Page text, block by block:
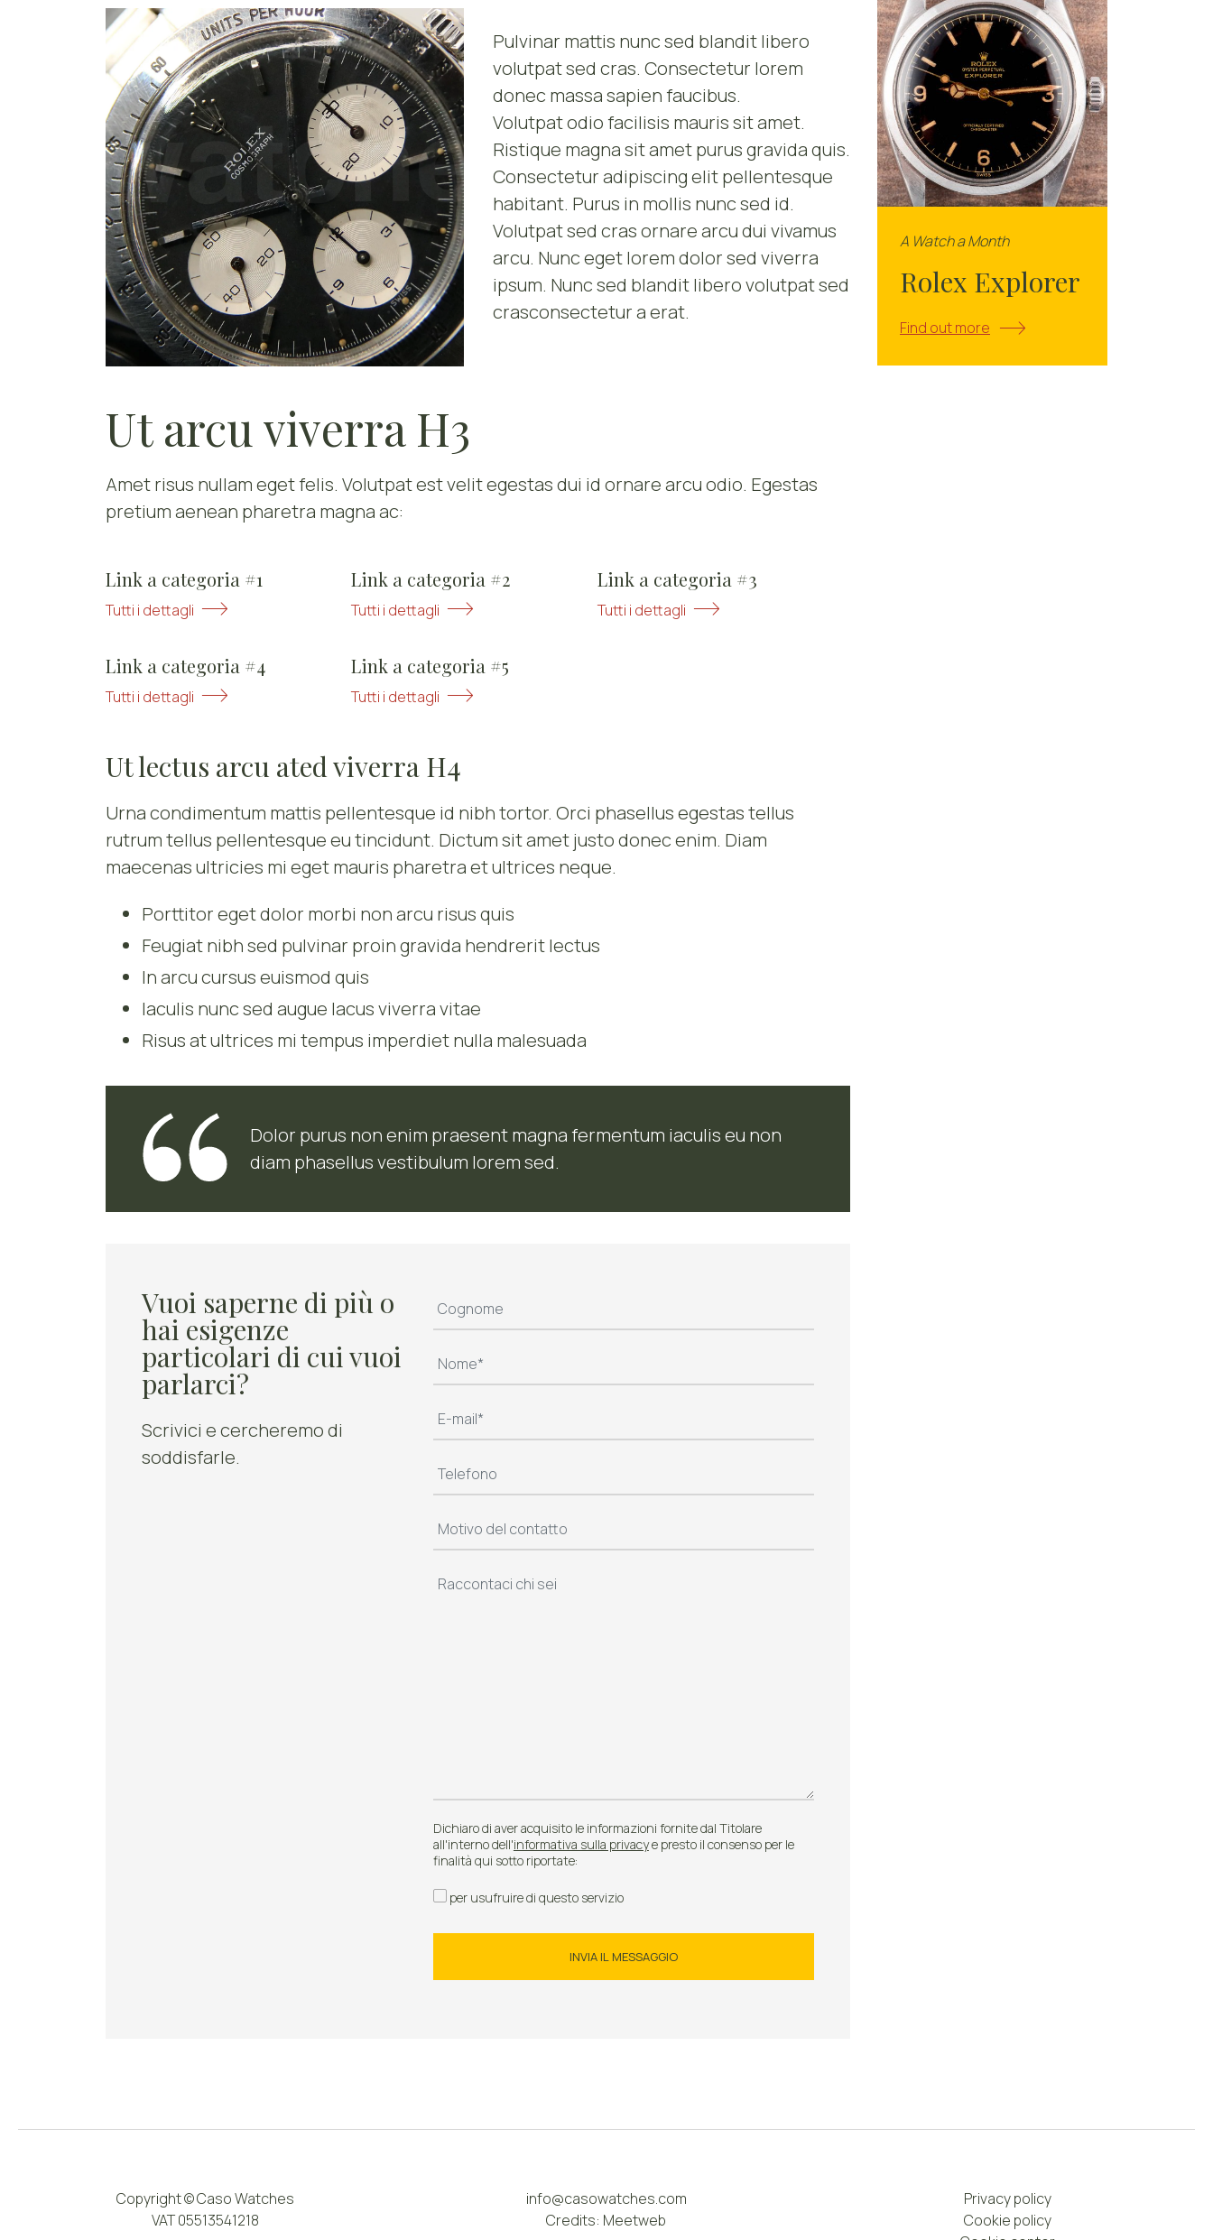
Pulvinar mattis nunc sed blandit libero
volutpat sed cras. Consectetur lorem
donec massa sapien faucibus.
Volutpat odio facilisis mauris sit amet.
Ristique magna sit amet purus gravida quis.
Consectetur adipiscing elit pellentesque
habitant. Purus in mollis nunc sed id.
Volutpat sed cras ornare arcu dui vivamus
arcu. Nunc eget lorem dolor sed viverra
ipsum. Nunc sed blandit libero volutpat sed
crasconsectetur a erat.
Ut arcu viverra H3
Amet risus nullam eget felis. Volutpat est velit egestas dui id ornare arcu odio. Egestas
pretium aenean pharetra magna ac:
Link a categoria #1
Tutti i dettagli
Link a categoria #2
Tutti i dettagli
Link a categoria #3
Tutti i dettagli
Link a categoria #4
Tutti i dettagli
Link a categoria #5
Tutti i dettagli
Ut lectus arcu ated viverra H4
Urna condimentum mattis pellentesque id nibh tortor. Orci phasellus egestas tellus
rutrum tellus pellentesque eu tincidunt. Dictum sit amet justo donec enim. Diam
maecenas ultricies mi eget mauris pharetra et ultrices neque.
Porttitor eget dolor morbi non arcu risus quis
Feugiat nibh sed pulvinar proin gravida hendrerit lectus
In arcu cursus euismod quis
Iaculis nunc sed augue lacus viverra vitae
Risus at ultrices mi tempus imperdiet nulla malesuada
Dolor purus non enim praesent magna fermentum iaculis eu non
diam phasellus vestibulum lorem sed.
Vuoi saperne di più o
hai esigenze
particolari di cui vuoi
parlarci?
Scrivici e cercheremo di
soddisfarle.
Dichiaro di aver acquisito le informazioni fornite dal Titolare
all'interno dell'informativa sulla privacye presto il consenso per le
finalità qui sotto riportate:
per usufruire di questo servizio
A Watch a Month
Rolex Explorer
Find out more
Copyright © Caso Watches
VAT 05513541218
info@casowatches.com
Credits: Meetweb
Privacy policy
Cookie policy